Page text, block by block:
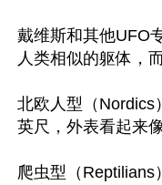
戴维斯和其他UFO
人类相似的躯体，
北欧人型（Nordics
英尺，外表看起来
爬虫型（Reptilians